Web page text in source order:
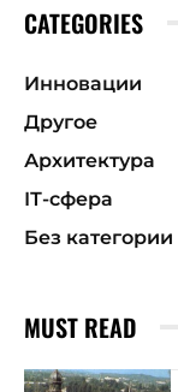
CATEGORIES
Инновации
Другое
Архитектура
ІТ-сфера
Без категории
MUST READ